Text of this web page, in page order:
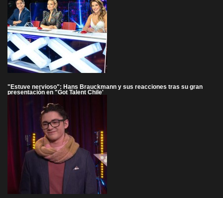
"Estuve nervioso": Hans Brauckmann y sus reacciones tras su gran
presentación en "Got Talent Chile'